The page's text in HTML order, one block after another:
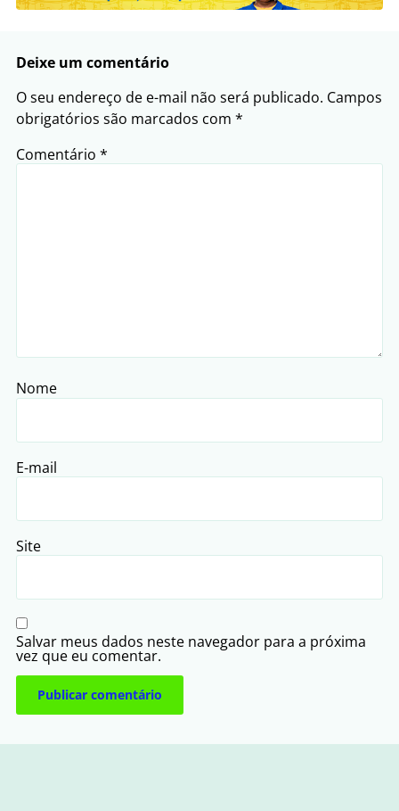
Deixe um comentário
O seu endereço de e-mail não será publicado. Campos
obrigatórios são marcados com *
Comentário *
Nome
E-mail
Site
Salvar meus dados neste navegador para a próxima
vez que eu comentar.